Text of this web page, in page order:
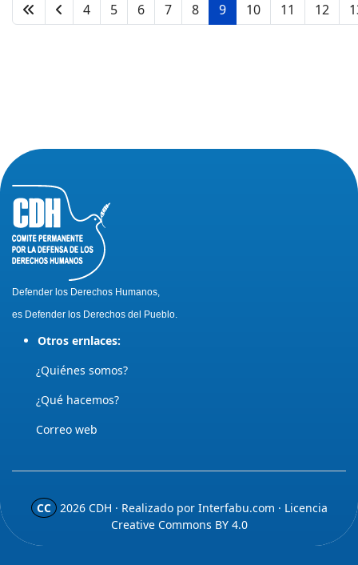
4 5 6 7 8 9 10 11 12
Defender los Derechos Humanos,
es Defender los Derechos del Pueblo.
Otros ernlaces:
¿Quiénes somos?
¿Qué hacemos?
Correo web
CC 2026CDH · Realizado por Interfabu.com · Licencia
Creative Commons BY 4.0